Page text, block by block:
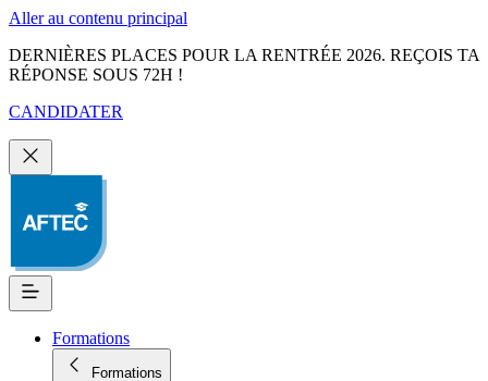
Aller au contenu principal
DERNIÈRES PLACES POUR LA RENTRÉE 2026. REÇOIS TA
RÉPONSE SOUS 72H !
CANDIDATER
Formations
Formations